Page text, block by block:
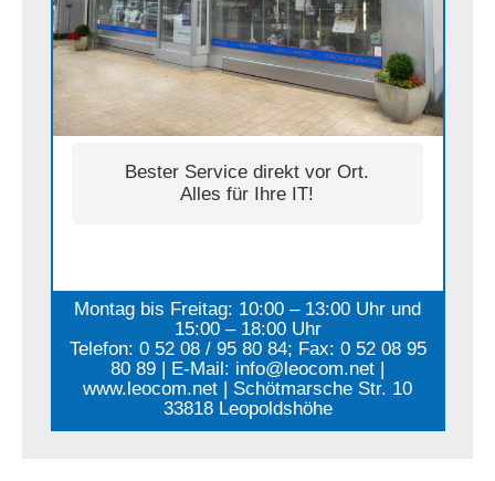
Bester Service direkt vor Ort.
Alles für Ihre IT!
Montag bis Freitag: 10:00 – 13:00 Uhr und
15:00 – 18:00 Uhr
Telefon: 0 52 08 / 95 80 84; Fax: 0 52 08 95
80 89 | E-Mail: info@leocom.net |
www.leocom.net | Schötmarsche Str. 10
33818 Leopoldshöhe